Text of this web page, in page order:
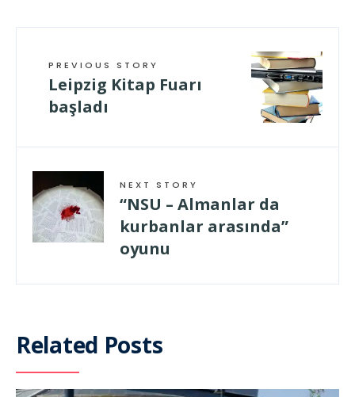
PREVIOUS STORY
Leipzig Kitap Fuarı
başladı
NEXT STORY
“NSU – Almanlar da
kurbanlar arasında”
oyunu
Related Posts